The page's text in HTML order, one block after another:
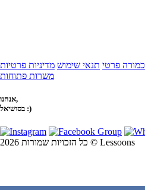
פרטי תנאי שימוש מדיניות פרטיות
משרות פתוחות
אנחנו,
בסושיאל :)
כל הזכויות שמורות 2026 © Lessoons